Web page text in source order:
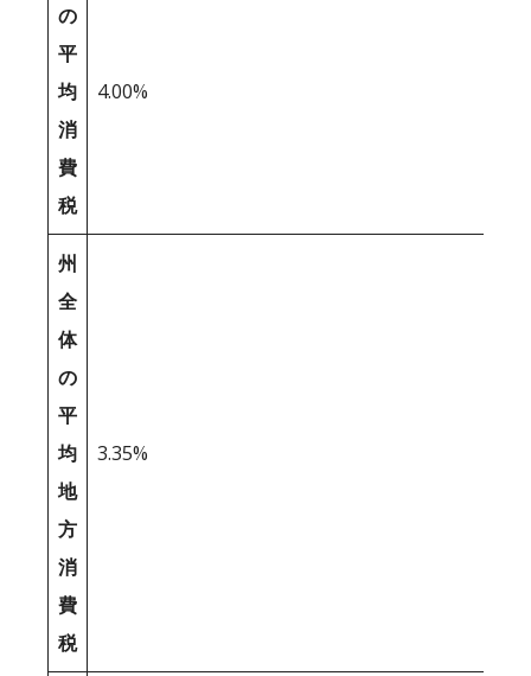
の
平
均
消
費
税
4.00%
州
全
体
の
平
均
地
方
消
費
税
3.35%